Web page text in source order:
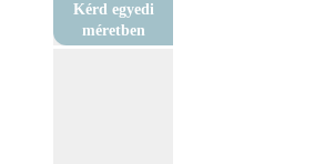
Kérd egyedi
méretben